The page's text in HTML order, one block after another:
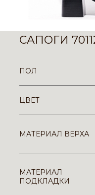
САПОГИ
ПОЛ
ЦВЕТ
МАТЕРИАЛ ВЕРХА
МАТЕРИАЛ
ПОДКЛАДКИ